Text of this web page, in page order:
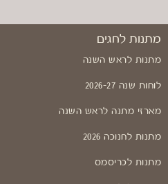
מתנות לחגים
מתנות לראש השנה
לוחות שנה 2026-27
מארזי מתנה לראש השנה
מתנות לחנוכה 2026
מתנות לכריסמס